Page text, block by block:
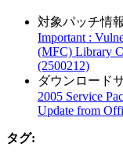
対象パッチ情報
Important :
(MFC) Library
(2500212)
ダウンロード
2005 Service
Update from
タグ: